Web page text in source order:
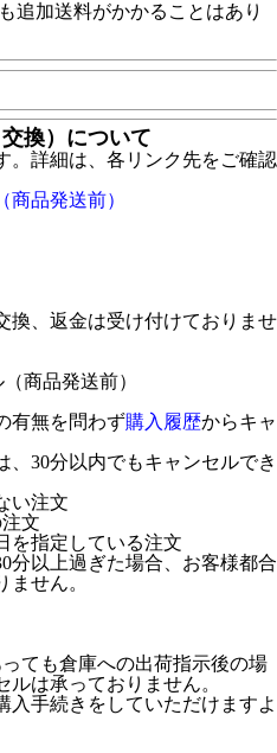
追加送料がかかることはあり
換）について
。詳細は、各リンク先をご確認
品発送前）
、返金は受け付けておりませ
商品発送前）
有無を問わず購入履歴からキャ
30分以内でもキャンセルでき
い注文
文
を指定している注文
分以上過ぎた場合、お客様都合
せん。
ても倉庫への出荷指示後の場
は承っておりません。
入手続きをしていただけますよ